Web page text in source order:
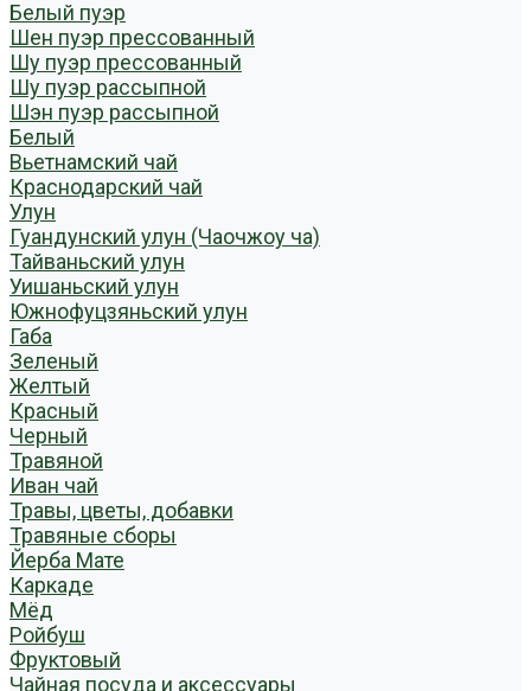
Белый пуэр
Шен пуэр прессованный
Шу пуэр прессованный
Шу пуэр рассыпной
Шэн пуэр рассыпной
Белый
Вьетнамский чай
Краснодарский чай
Улун
Гуандунский улун (Чаочжоу ча)
Тайваньский улун
Уишаньский улун
Южнофуцзяньский улун
Габа
Зеленый
Желтый
Красный
Черный
Травяной
Иван чай
Травы, цветы, добавки
Травяные сборы
Йерба Мате
Каркаде
Мёд
Ройбуш
Фруктовый
Чайная посуда и аксессуары